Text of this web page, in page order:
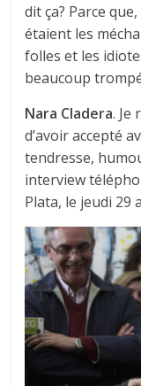
dit ça? Parce
étaient les
folles et les
beaucoup
Nara Cladera. Je
d’avoir accepté
tendresse,
interview
Plata, le jeudi 29